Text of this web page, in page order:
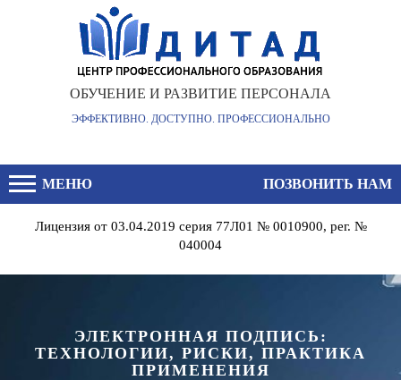
ОБУЧЕНИЕ И РАЗВИТИЕ ПЕРСОНАЛА
ЭФФЕКТИВНО. ДОСТУПНО. ПРОФЕССИОНАЛЬНО
МЕНЮ ПОЗВОНИТЬ НАМ
Лицензия от 03.04.2019 серия 77Л01 № 0010900, рег. №
040004
ЭЛЕКТРОННАЯ ПОДПИСЬ:
ТЕХНОЛОГИИ, РИСКИ, ПРАКТИКА
ПРИМЕНЕНИЯ